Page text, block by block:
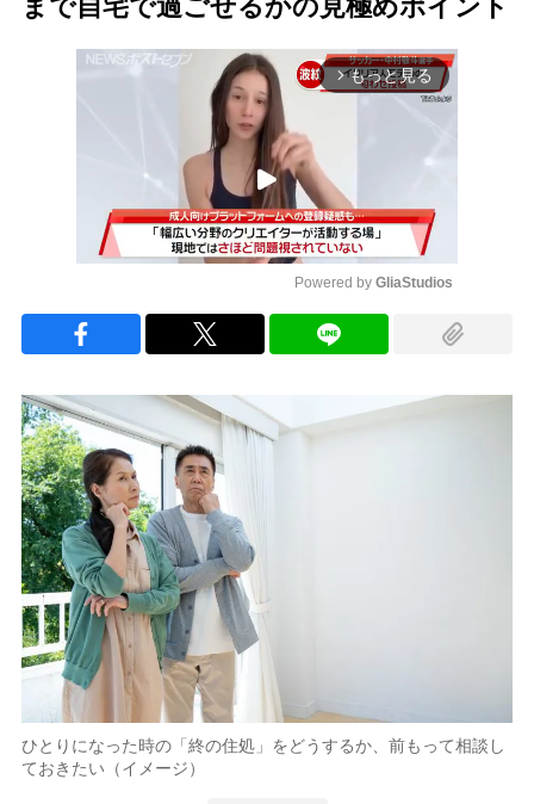
まで自宅で過ごせるかの見極めポイント
arrow_forward_ios もっと見る
Powered by GliaStudios
ひとりになった時の「終の住処」をどうするか、前もって相談し
ておきたい（イメージ）